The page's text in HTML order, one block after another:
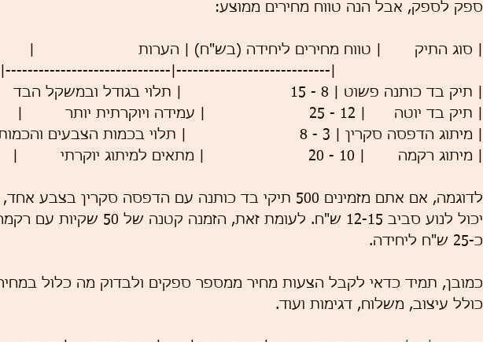
ספק לספק, אבל הנה טווח מחירים ממוצע:
| סוג התיק       | טווח מחירים ליחידה (בש"ח) | הערות                      |
|----------------------------|
| תיק בד כותנה פשוט | 8 - 15                       | תלוי בגודל ובמשקל הבד       |
| תיק בד יוטה      | 12 - 25                      | עמידה ויוקרתית יותר         |
| מיתוג הדפסה סקרין | 3 - 8                        | תלוי בכמות הצבעים והכמות   |
| מיתוג רקמה       | 10 - 20                      | מתאים למיתוג יוקרתי         |
לדוגמה, אם אתם מזמינים 500 תיקי בד כותנה עם הדפסה סקרין
יכול לנוע סביב 12-15 ש"ח. לעומת זאת,
כ-25 ש"ח ליחידה.
כמובן, תמיד כדאי לקבל הצעות מחיר ממספר ספקים ולבדוק מה כלול
כולל עיצוב, משלוח, דגימות ועוד.